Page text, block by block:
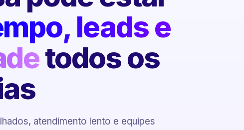
leads e
todos os
atendimento lento e equipes